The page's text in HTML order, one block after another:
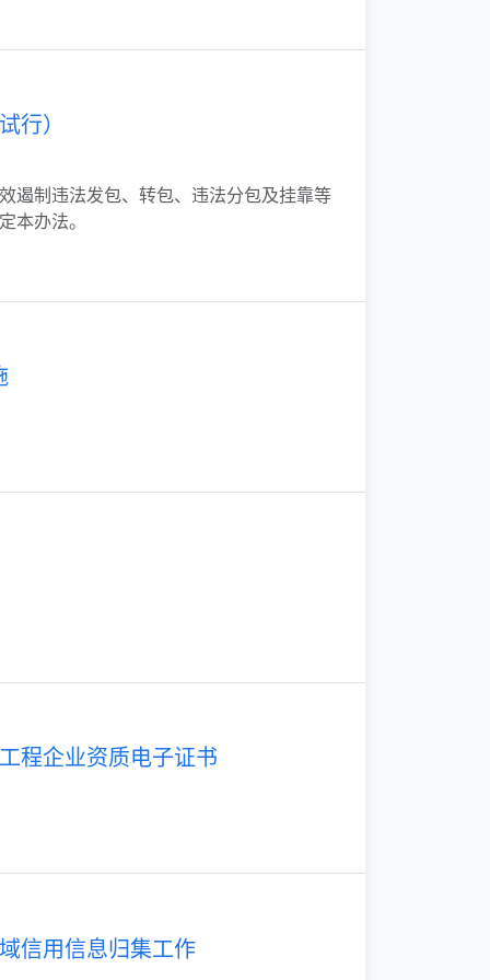
行）
遏制违法发包、转包、违法分包及挂靠等
本办法。
程企业资质电子证书
信用信息归集工作